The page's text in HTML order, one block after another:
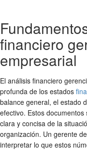
financiero
empresarial
El análisis financiero
profunda de los estados
balance general, el estado
efectivo. Estos
clara y concisa de la
organización. Un gerente
interpretar lo que estos